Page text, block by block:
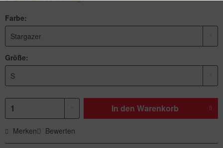
Farbe:
Größe:
In den Warenkorb
Merken Bewerten